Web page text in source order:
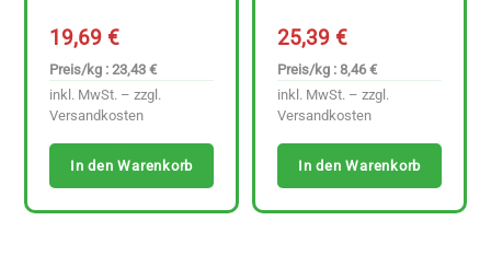
19,69€
Preis/kg : 23,43 €
inkl. MwSt. – zzgl.
Versandkosten
In den Warenkorb
25,39€
Preis/kg : 8,46 €
inkl. MwSt. – zzgl.
Versandkosten
In den Warenkorb